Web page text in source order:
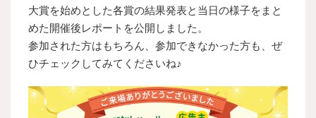
大賞を始めとした各賞の結果発表と当日の様子をまと
めた開催後レポートを公開しました。
参加された方はもちろん、参加できなかった方も、ぜ
ひチェックしてみてくださいね♪